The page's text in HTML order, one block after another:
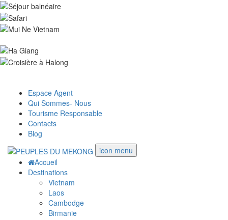
Espace Agent
Qui Sommes- Nous
Tourisme Responsable
Contacts
Blog
icon menu
Accueil
Destinations
Vietnam
Laos
Cambodge
Birmanie